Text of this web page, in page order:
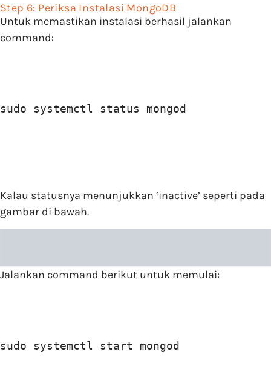
Step 6: Periksa Instalasi MongoDB
Untuk memastikan instalasi berhasil jalankan
command:
sudo systemctl status mongod
Kalau statusnya menunjukkan ‘inactive’ seperti pada
gambar di bawah.
Jalankan command berikut untuk memulai:
sudo systemctl start mongod